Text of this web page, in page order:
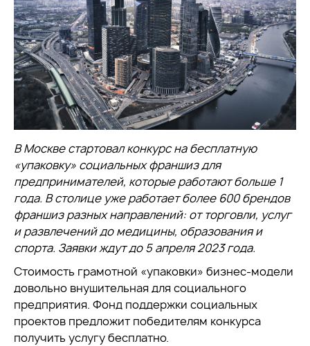
В Москве стартовал конкурс на бесплатную
«упаковку» социальных франшиз для
предпринимателей, которые работают больше 1
года. В столице уже работает более 600 брендов
франшиз разных направлений: от торговли, услуг
и развлечений до медицины, образования и
спорта. Заявки ждут до 5 апреля 2023 года.
Стоимость грамотной «упаковки» бизнес-модели
довольно внушительная для социального
предприятия. Фонд поддержки социальных
проектов предложит победителям конкурса
получить услугу бесплатно.